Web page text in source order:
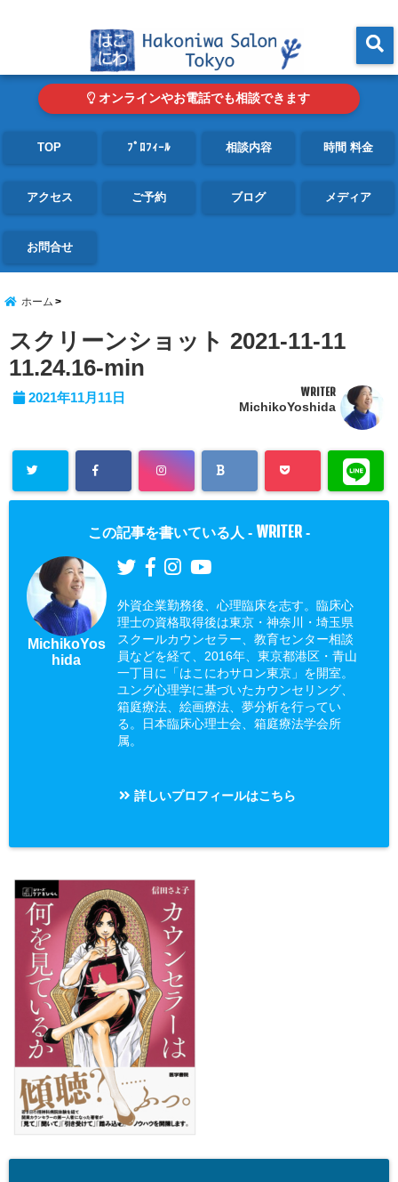
オンラインやお電話でも相談できます
TOP ﾌﾟﾛﾌｨｰﾙ 相談内容 時間 料金
アクセス ご予約 ブログ メディア
お問合せ
ホーム
スクリーンショット 2021-11-11
11.24.16-min
2021年11月11日 WRITER
MichikoYoshida
この記事を書いている人 - WRITER -
MichikoYos
hida
外資企業勤務後、心理臨床を志す。臨床心
理士の資格取得後は東京・神奈川・埼玉県
スクールカウンセラー、教育センター相談
員などを経て、2016年、東京都港区・青山
一丁目に「はこにわサロン東京」を開室。
ユング心理学に基づいたカウンセリング、
箱庭療法、絵画療法、夢分析を行ってい
る。日本臨床心理士会、箱庭療法学会所
属。
詳しいプロフィールはこちら